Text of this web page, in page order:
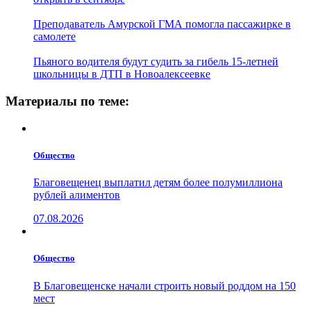
Преподаватель Амурской ГМА помогла пассажирке в
самолете
Пьяного водителя будут судить за гибель 15-летней
школьницы в ДТП в Новоалексеевке
Материалы по теме:
Общество
Благовещенец выплатил детям более полумиллиона
рублей алиментов
07.08.2026
Общество
В Благовещенске начали строить новый роддом на 150
мест